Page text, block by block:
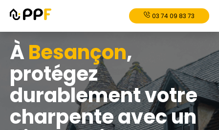
03 74 09 83 73
ÀBesançon,
protégez
durablement votre
charpente avec un